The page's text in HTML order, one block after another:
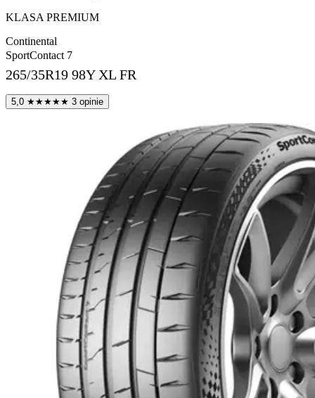
KLASA PREMIUM
Continental
SportContact 7
265/35R19 98Y XL FR
5,0 ★★★★★ 3 opinie